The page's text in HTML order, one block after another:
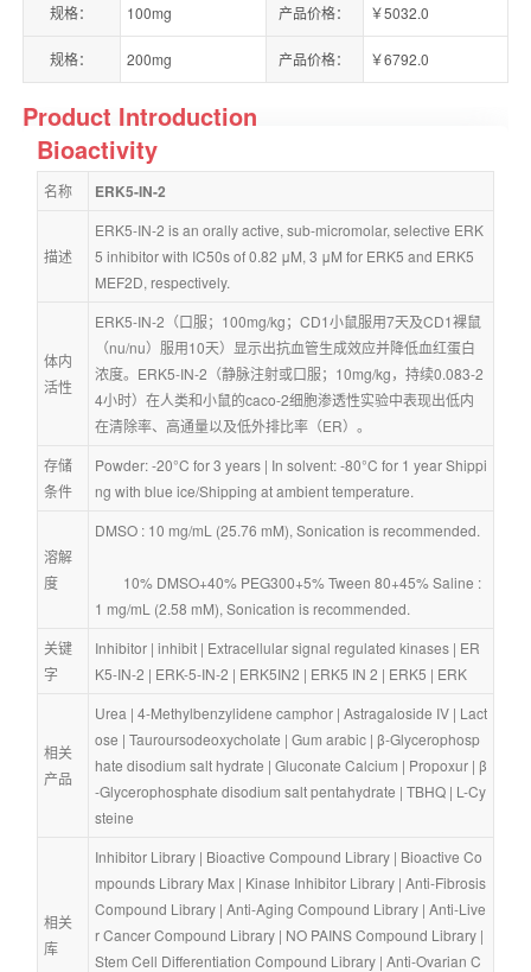
规格： 100mg 产品价格： ￥5032.0
规格： 200mg 产品价格： ￥6792.0
Product Introduction
Bioactivity
名称 ERK5-IN-2
描述
ERK5-IN-2 is an orally active, sub-micromolar, selective ERK
5 inhibitor with IC50s of 0.82 μM, 3 μM for ERK5 and ERK5
MEF2D, respectively.
体内
活性
ERK5-IN-2（口服；100mg/kg；CD1小鼠服用7天及CD1裸鼠
（nu/nu）服用10天）显示出抗血管生成效应并降低血红蛋白
浓度。ERK5-IN-2（静脉注射或口服；10mg/kg，持续0.083-2
4小时）在人类和小鼠的caco-2细胞渗透性实验中表现出低内
在清除率、高通量以及低外排比率（ER）。
存储
条件
Powder: -20°C for 3 years | In solvent: -80°C for 1 year Shippi
ng with blue ice/Shipping at ambient temperature.
溶解
度
DMSO : 10 mg/mL (25.76 mM), Sonication is recommended.
1 mg/mL (2.58 mM), Sonication is recommended.
关键
字
Inhibitor | inhibit | Extracellular signal regulated kinases | ER
K5-IN-2 | ERK-5-IN-2 | ERK5IN2 | ERK5 IN 2 | ERK5 | ERK
相关
产品
Urea | 4-Methylbenzylidene camphor | Astragaloside IV | Lact
ose | Tauroursodeoxycholate | Gum arabic | β-Glycerophosp
hate disodium salt hydrate | Gluconate Calcium | Propoxur | β
-Glycerophosphate disodium salt pentahydrate | TBHQ | L-Cy
steine
相关
库
Inhibitor Library | Bioactive Compound Library | Bioactive Co
mpounds Library Max | Kinase Inhibitor Library | Anti-Fibrosis
Compound Library | Anti-Aging Compound Library | Anti-Live
r Cancer Compound Library | NO PAINS Compound Library
Stem Cell Differentiation Compound Library | Anti-Ovarian C